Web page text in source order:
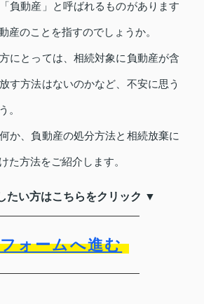
負動産」と呼ばれるものがあります
産のことを指すのでしょうか。
にとっては、相続対象に負動産が含
す方法はないのかなど、不安に思う
。
か、負動産の処分方法と相続放棄に
た方法をご紹介します。
たい方はこちらをクリック ▼
ォームへ進む